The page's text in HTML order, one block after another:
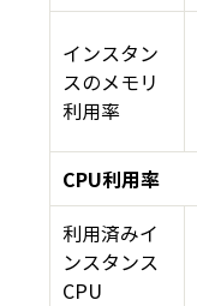
インスタン
スのメモリ
利用率
CPU利用率
利用済みイ
ンスタンス
CPU